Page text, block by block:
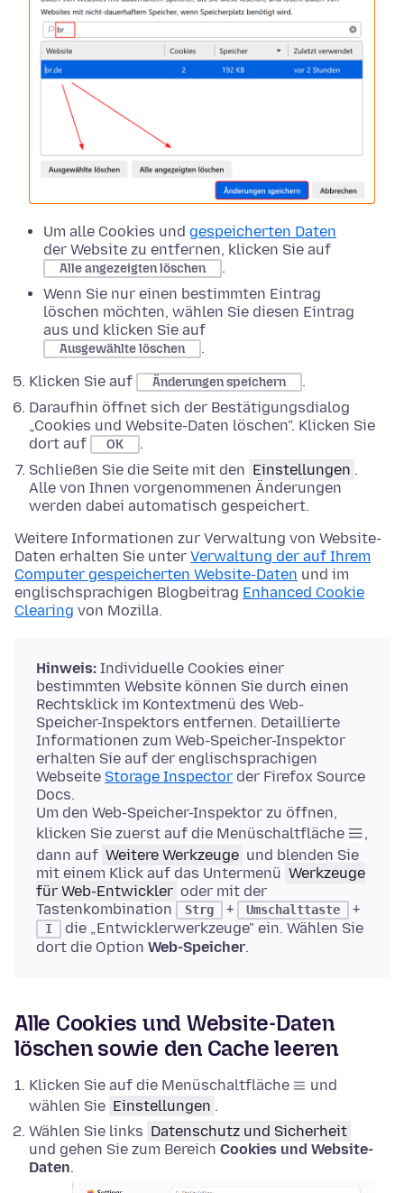
Um alle Cookies und gespeicherten Daten
der Website zu entfernen, klicken Sie auf
Alle angezeigten löschen
.
Wenn Sie nur einen bestimmten Eintrag
löschen möchten, wählen Sie diesen Eintrag
aus und klicken Sie auf
Ausgewählte löschen
.
Klicken Sie auf
Änderungen speichern
.
Daraufhin öffnet sich der Bestätigungsdialog
„Cookies und Website-Daten löschen". Klicken Sie
dort auf
OK
.
Schließen Sie die Seite mit den Einstellungen .
Alle von Ihnen vorgenommenen Änderungen
werden dabei automatisch gespeichert.
Weitere Informationen zur Verwaltung von Website-
Daten erhalten Sie unter Verwaltung der auf Ihrem
Computer gespeicherten Website-Daten und im
englischsprachigen Blogbeitrag Enhanced Cookie
Clearing von Mozilla.
Hinweis: Individuelle Cookies einer
bestimmten Website können Sie durch einen
Rechtsklick im Kontextmenü des Web-
Speicher-Inspektors entfernen. Detaillierte
Informationen zum Web-Speicher-Inspektor
erhalten Sie auf der englischsprachigen
Webseite Storage Inspector der Firefox Source
Docs.
Um den Web-Speicher-Inspektor zu öffnen,
klicken Sie zuerst auf die Menüschaltfläche
,
dann auf Weitere Werkzeuge und blenden Sie
mit einem Klick auf das Untermenü Werkzeuge
für Web-Entwickler oder mit der
Tastenkombination
Strg + Umschalttaste +
I
die „Entwicklerwerkzeuge" ein. Wählen Sie
dort die Option Web-Speicher.
Alle Cookies und Website-Daten
löschen sowie den Cache leeren
Klicken Sie auf die Menüschaltfläche
und
wählen Sie Einstellungen .
Wählen Sie links Datenschutz und Sicherheit
und gehen Sie zum Bereich Cookies und Website-
Daten.